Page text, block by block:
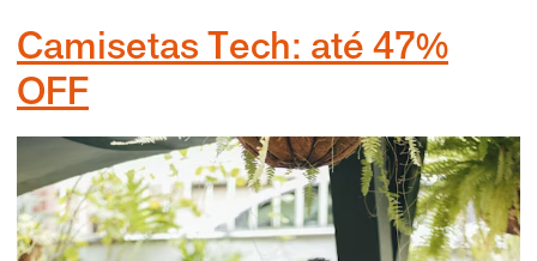
Camisetas Tech: até 47%
OFF